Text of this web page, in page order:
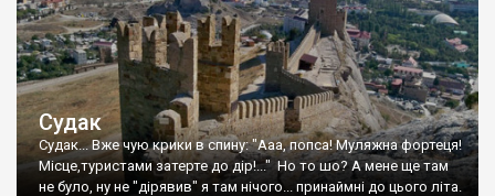
Судак
Судак... Вже чую крики в спину: "Ааа, попса! Муляжна фортеця!
Місце,туристами затерте до дір!..." Но то шо? А мене ще там
не було, ну не "дірявив" я там нічого... принаймні до цього літа.